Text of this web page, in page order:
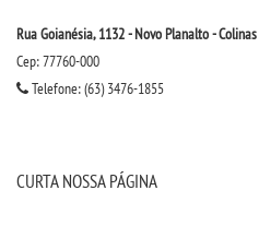
Rua Goianésia, 1132 - Novo Planalto -
Cep: 77760-000
Telefone: (63) 3476-1855
CURTA NOSSA PÁGINA